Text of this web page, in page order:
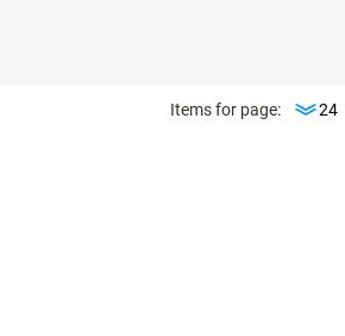
Items for page: